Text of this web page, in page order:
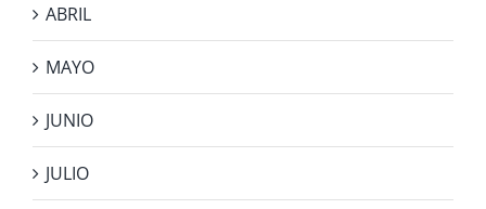
ABRIL
MAYO
JUNIO
JULIO